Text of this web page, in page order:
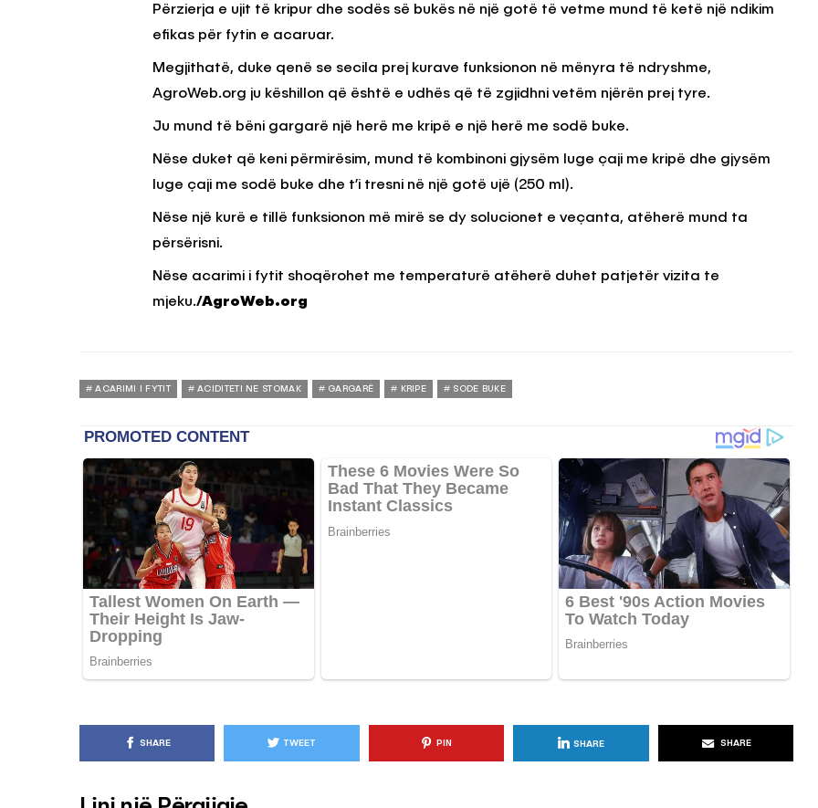
Përzierja e ujit të kripur dhe sodës së bukës në një gotë të vetme mund të ketë një ndikim
efikas për fytin e acaruar.
Megjithatë, duke qenë se secila prej kurave funksionon në mënyra të ndryshme,
AgroWeb.org ju këshillon që është e udhës që të zgjidhni vetëm njërën prej tyre.
Ju mund të bëni gargarë një herë me kripë e një herë me sodë buke.
Nëse duket që keni përmirësim, mund të kombinoni gjysëm luge çaji me kripë dhe gjysëm
luge çaji me sodë buke dhe t’i tresni në një gotë ujë (250 ml).
Nëse një kurë e tillë funksionon më mirë se dy solucionet e veçanta, atëherë mund ta
përsërisni.
Nëse acarimi i fytit shoqërohet me temperaturë atëherë duhet patjetër vizita te
mjeku./AgroWeb.org
ACARIMI I FYTIT ACIDITETI NE STOMAK GARGARË KRIPE SODE BUKE
SHARE TWEET PIN SHARE SHARE